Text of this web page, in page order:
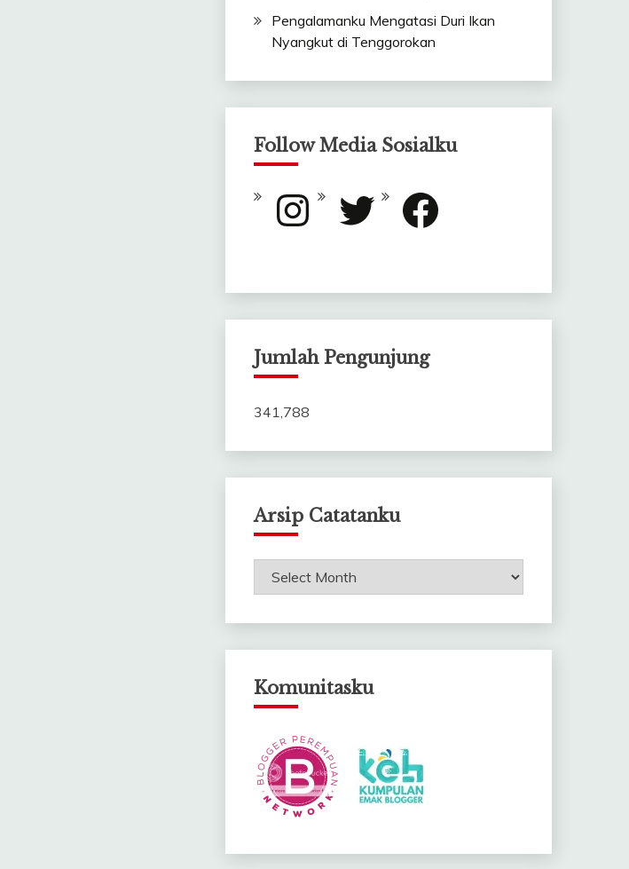
Pengalamanku Mengatasi Duri Ikan
Nyangkut di Tenggorokan
Follow Media Sosialku
Instagram Twitter Facebook
Jumlah Pengunjung
341,788
Arsip Catatanku
Arsip
Komunitasku